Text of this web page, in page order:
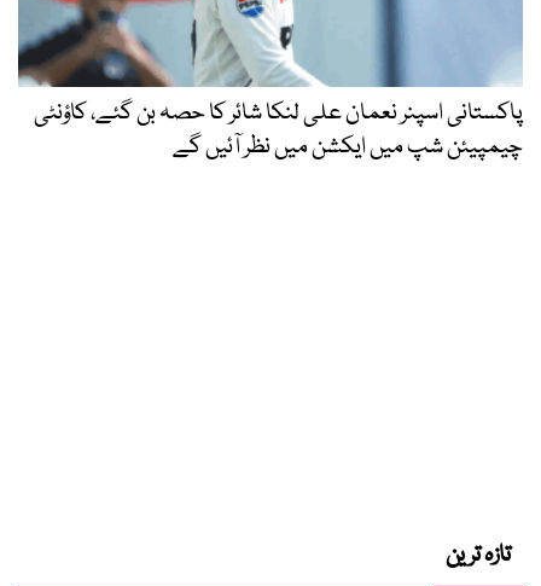
پاکستانی اسپنر نعمان علی لنکا شائر کا حصہ بن گئے، کاؤنٹی
چیمپیئن شپ میں ایکشن میں نظر آئیں گے
تازہ ترین